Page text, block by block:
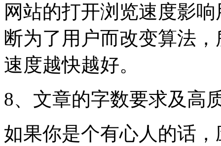
网站的打开浏览速度影
断为了用户而改变算法
速度越快越好。
8、文章的字数要求及高
如果你是个有心人的话